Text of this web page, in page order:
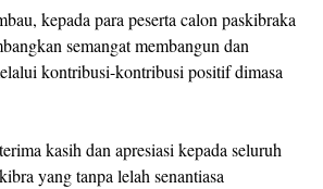
kepada para peserta calon paskibraka
semangat membangun dan
kontribusi-kontribusi positif dimasa
kasih dan apresiasi kepada seluruh
yang tanpa lelah senantiasa